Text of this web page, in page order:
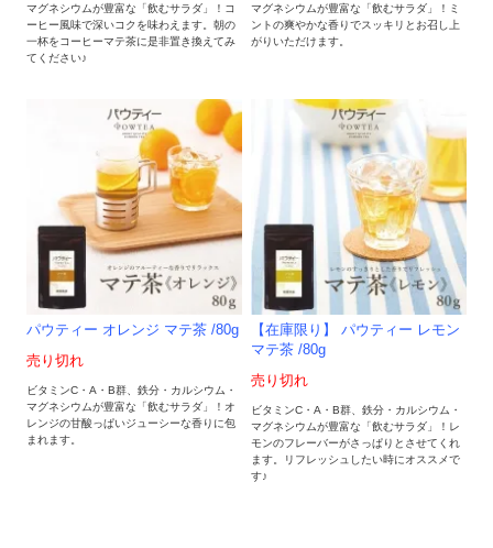
マグネシウムが豊富な「飲むサラダ」！コ
ーヒー風味で深いコクを味わえます。朝の
一杯をコーヒーマテ茶に是非置き換えてみ
てください♪
マグネシウムが豊富な「飲むサラダ」！ミ
ントの爽やかな香りでスッキリとお召し上
がりいただけます。
パウティー オレンジ マテ茶 /80g
売り切れ
ビタミンC・A・B群、鉄分・カルシウム・
マグネシウムが豊富な「飲むサラダ」！オ
レンジの甘酸っぱいジューシーな香りに包
まれます。
【在庫限り】 パウティー レモン
マテ茶 /80g
売り切れ
ビタミンC・A・B群、鉄分・カルシウム・
マグネシウムが豊富な「飲むサラダ」！レ
モンのフレーバーがさっぱりとさせてくれ
ます。リフレッシュしたい時にオススメで
す♪